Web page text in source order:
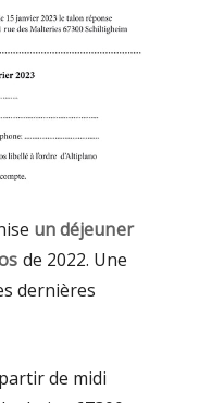
un déjeuner
de 2022. Une
dernières
de midi